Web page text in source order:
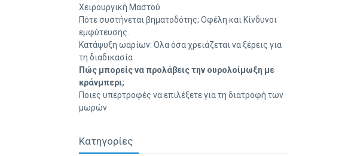
Χειρουργική Μαστού
Πότε συστήνεται βηματοδότης; Οφέλη και Κίνδυνοι
εμφύτευσης.
Κατάψυξη ωαρίων: Όλα όσα χρειάζεται να ξέρεις για
τη διαδικασία
Πώς μπορείς να προλάβεις την ουρολοίμωξη με
κράνμπερι;
Ποιες υπερτροφές να επιλέξετε για τη διατροφή των
μωρών
Κατηγορίες